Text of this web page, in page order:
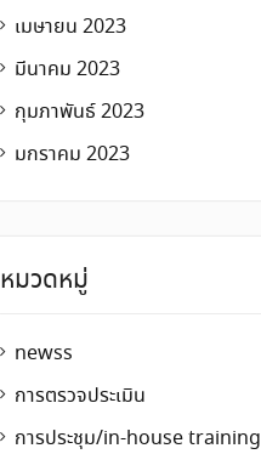
เมษายน 2023
มีนาคม 2023
กุมภาพันธ์ 2023
มกราคม 2023
หมวดหมู่
newss
การตรวจประเมิน
การประชุม/in-house training